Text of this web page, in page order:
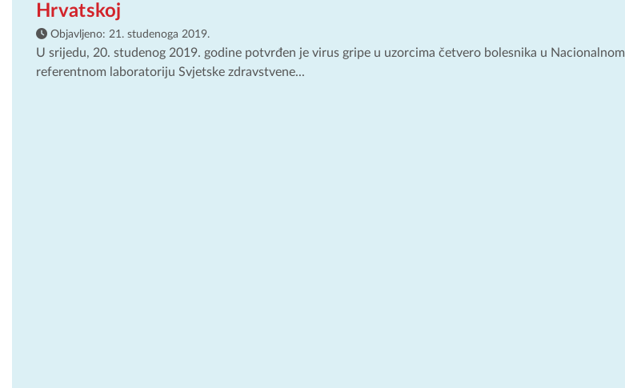
Hrvatskoj
Objavljeno: 21. studenoga 2019.
U srijedu, 20. studenog 2019. godine potvrđen je virus gripe u uzorcima četvero bolesnika u Nacionalnom
referentnom laboratoriju Svjetske zdravstvene...